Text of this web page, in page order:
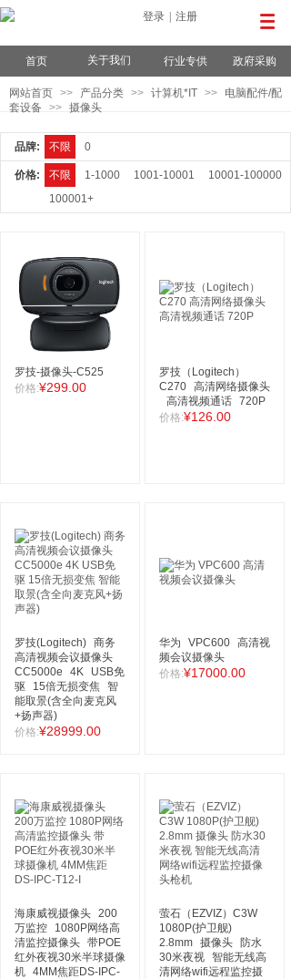
登录 注册
首页 关于我们 行业专供 政府采购
网站首页 >> 产品分类 >> 计算机*IT >>
电脑配件/配
套设备
>> 摄像头
品牌: 不限 0
价格: 不限 1-1000 1001-10001
10001-100000
100001+
罗技-摄像头-C525
价格:¥299.00
罗技（Logitech）
C270 高清网络摄像头
高清视频通话 720P
价格:¥126.00
罗技(Logitech) 商务
高清视频会议摄像头
CC5000e
4K
USB免
驱
15倍无损变焦 智
能取景(含全向麦克风
+扬声器)
价格:¥28999.00
华为 VPC600 高清视
频会议摄像头
价格:¥17000.00
海康威视摄像头 200
万监控
1080P网络高
清监控摄像头 带POE
红外夜视30米半球摄像
机 4MM焦距DS-IPC-
萤石（EZVIZ）C3W
1080P(护卫舰)
2.8mm 摄像头
防水
30米夜视 智能无线高
清网络wifi远程监控摄